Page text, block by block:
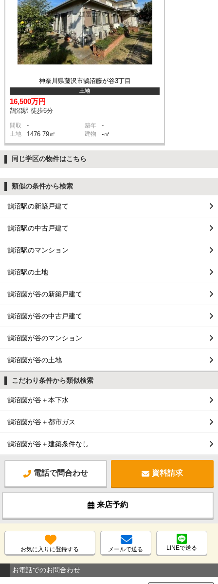
神奈川県藤沢市鵠沼藤が谷3丁目
土地
16,500万円
鵠沼駅 徒歩6分
間取 - 築年 -
土地 1476.79㎡ 建物 -㎡
同じ学区の物件はこちら
類似の条件から検索
鵠沼駅の新築戸建て
鵠沼駅の中古戸建て
鵠沼駅のマンション
鵠沼駅の土地
鵠沼藤が谷の新築戸建て
鵠沼藤が谷の中古戸建て
鵠沼藤が谷のマンション
鵠沼藤が谷の土地
こだわり条件から類似検索
鵠沼藤が谷＋本下水
鵠沼藤が谷＋都市ガス
鵠沼藤が谷＋建築条件なし
電話で問合わせ 資料請求
来店予約
お気に入りに登録する メールで送る LINEで送る
お電話でのお問合わせ